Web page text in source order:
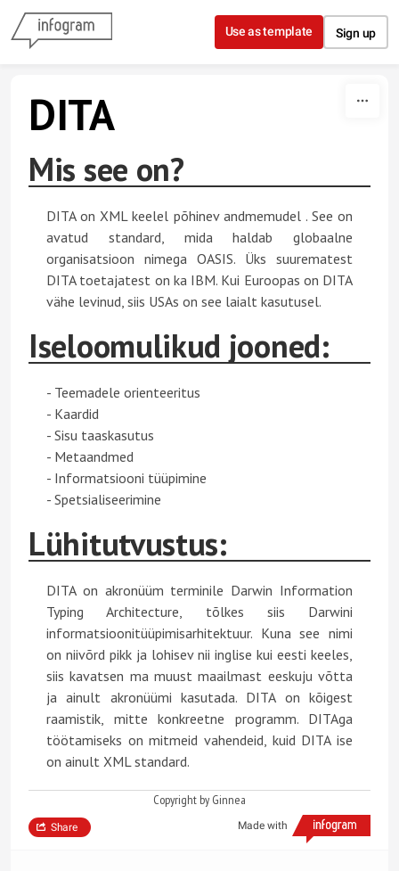
Skip to content
Use as template Sign up
DITA
Mis see on?
DITA on XML keelel põhinev andmemudel . See on
avatud standard, mida haldab globaalne
organisatsioon nimega OASIS. Üks suurematest
DITA toetajatest on ka IBM. Kui Euroopas on DITA
vähe levinud, siis USAs on see laialt kasutusel.
Iseloomulikud jooned:
- Teemadele orienteeritus
- Kaardid
- Sisu taaskasutus
- Metaandmed
- Informatsiooni tüüpimine
- Spetsialiseerimine
Lühitutvustus:
DITA on akronüüm terminile Darwin Information
Typing Architecture, tõlkes siis Darwini
informatsioonitüüpimisarhitektuur. Kuna see nimi
on niivõrd pikk ja lohisev nii inglise kui eesti keeles,
siis kavatsen ma muust maailmast eeskuju võtta
ja ainult akronüümi kasutada. DITA on kõigest
raamistik, mitte konkreetne programm. DITAga
töötamiseks on mitmeid vahendeid, kuid DITA ise
on ainult XML standard.
Copyright by Ginnea
Made with
Share